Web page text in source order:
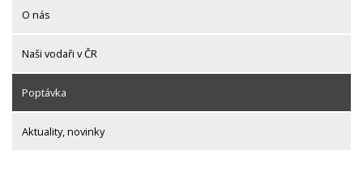
O nás
Naši vodaři v ČR
Poptávka
Aktuality, novinky